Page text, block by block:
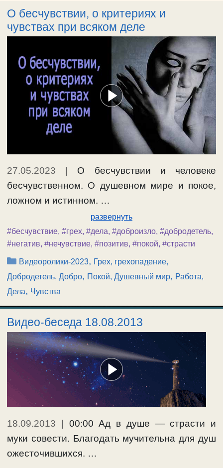
О бесчувствии, о критериях и
чувствах при всяком деле
27.05.2023
О бесчувствии и человеке
бесчувственном. О душевном мире и покое,
ложном и истинном. …
развернуть
#бесчувствие, #грех, #дела, #доброизло, #добродетель,
#негатив, #нечувствие, #позитив, #покой, #страсти
Рубрики
Видеоролики-2023, Грех, грехопадение,
Добродетель, Добро, Покой, Душевный мир, Работа,
Дела, Чувства
Видео-беседа 18.08.2013
18.09.2013 | 00:00 Ад в душе — страсти и
муки совести. Благодать мучительна для душ
ожесточившихся. …